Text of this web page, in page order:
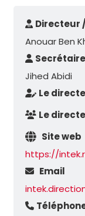
Directeur
Anouar Ben
Jihed Abidi
Le
Le
Site web
https://
Email